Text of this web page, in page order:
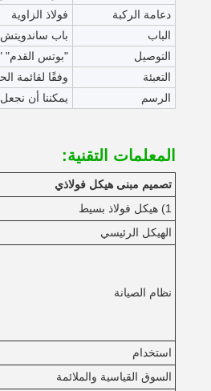
دعامة الركبة
فولاذ الزاوية
الباب
باب ساندويتش
التوصيل
"بوتس
التعبئة
وفقًا لقائمة
الرسم
يمكننا أن
المعلمات التقنية:
تصميم مبنى هيكل فولاذي
1) هيكل فولاذ بسيط
الهيكل الرئيسي
نظام الصيانة
استخدام
السوق القياسية والملائمة